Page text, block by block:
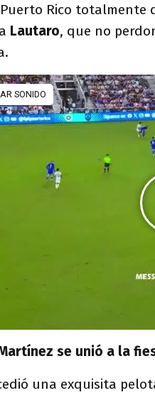
Rico totalmente
Lautaro, que no
se unió a la
una exquisita